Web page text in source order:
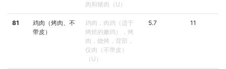
肉和猪肉（U）
81
鸡肉（烤肉、不
带皮）
鸡肉，肉鸡（适于
烤焙的嫩鸡），烤
肉，烧烤，背部，
仅肉（不带皮）
（U）
5.7 11